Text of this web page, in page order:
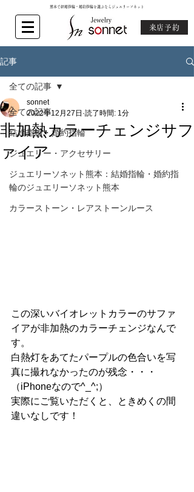
熊本で結婚指輪・婚約指輪を選ぶならジュエリーソネット
来店予約
記事
全ての記事
結婚指輪・婚約指輪
ジュエリー・アクセサリー
ジュエリーソネット熊本：結婚指輪・婚約指
輪のジュエリーソネット熊本
カラーストーン・レアストーンルース
全ての記事
非加熱カラーチェンジサフ
ァイア
sonnet
2022年12月27日 読了時間: 1分
この深いバイオレットカラーのサファ
イアが非加熱のカラーチェンジなんで
す。
白熱灯をあてたパープルの色合いを写
真に撮れなかったのが残念・・・
（iPhoneなので^_^;）
実際にご覧いただくと、ときめくの間
違いなしです！